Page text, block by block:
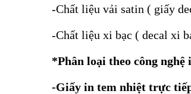
-Chất liệu vải satin ( giấy
-Chất liệu xi bạc ( decal xi
*Phân loại theo công
-Giấy in tem nhiệt trực